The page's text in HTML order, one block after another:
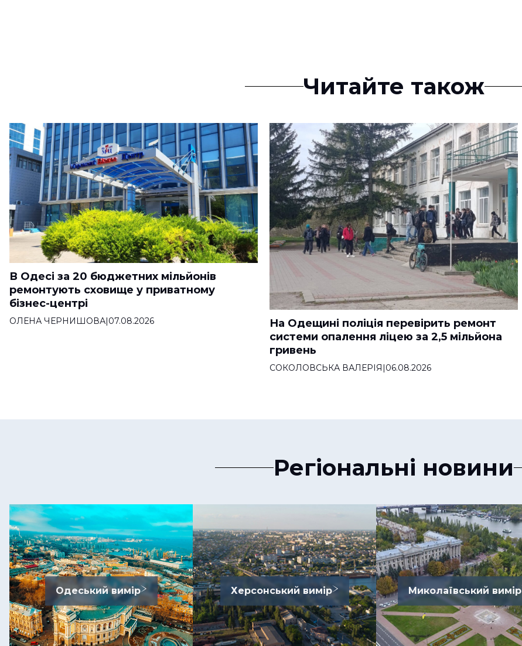
Читайте також
В Одесі за 20 бюджетних мільйонів
ремонтують сховище у приватному
бізнес-центрі
ОЛЕНА ЧЕРНИШОВА|07.08.2026
На Одещині поліція перевірить ремонт
системи опалення ліцею за 2,5 мільйона
гривень
СОКОЛОВСЬКА ВАЛЕРІЯ|06.08.2026
Регіональні новини
Одеський вимір Херсонський вимір Миколаївський вимір